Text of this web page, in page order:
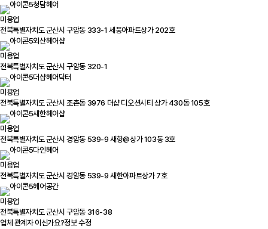
청담헤어
미용업
전북특별자치도 군산시 구암동 333-1 세풍아파트상가 202호
외산헤어샵
미용업
전북특별자치도 군산시 구암동 320-1
더샵헤어닥터
미용업
전북특별자치도 군산시 조촌동 3976 더샵 디오션시티 상가 430동 105호
새한헤어샵
미용업
전북특별자치도 군산시 경암동 539-9 새항@상가 103동 3호
다인헤어
미용업
전북특별자치도 군산시 경암동 539-9 새한아파트상가 7호
헤어공간
미용업
전북특별자치도 군산시 구암동 316-38
업체 관계자 이신가요?정보 수정